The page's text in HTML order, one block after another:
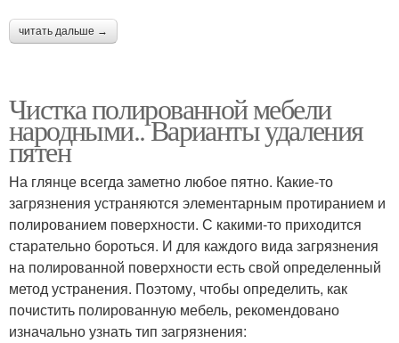
читать дальше →
Чистка полированной мебели
народными.. Варианты удаления
пятен
На глянце всегда заметно любое пятно. Какие-то
загрязнения устраняются элементарным протиранием и
полированием поверхности. С какими-то приходится
старательно бороться. И для каждого вида загрязнения
на полированной поверхности есть свой определенный
метод устранения. Поэтому, чтобы определить, как
почистить полированную мебель, рекомендовано
изначально узнать тип загрязнения: